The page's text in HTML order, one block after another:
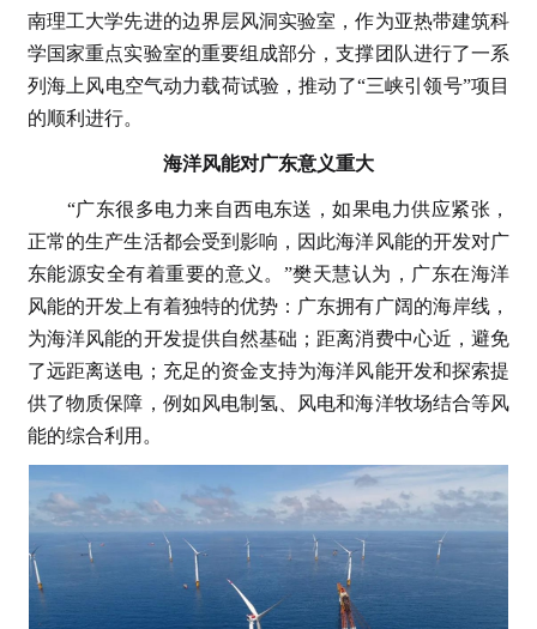
南理工大学先进的边界层风洞实验室，作为亚热带建筑科
学国家重点实验室的重要组成部分，支撑团队进行了一系
列海上风电空气动力载荷试验，推动了“三峡引领号”项目
的顺利进行。
海洋风能对广东意义重大
“广东很多电力来自西电东送，如果电力供应紧张，
正常的生产生活都会受到影响，因此海洋风能的开发对广
东能源安全有着重要的意义。”樊天慧认为，广东在海洋
风能的开发上有着独特的优势：广东拥有广阔的海岸线，
为海洋风能的开发提供自然基础；距离消费中心近，避免
了远距离送电；充足的资金支持为海洋风能开发和探索提
供了物质保障，例如风电制氢、风电和海洋牧场结合等风
能的综合利用。